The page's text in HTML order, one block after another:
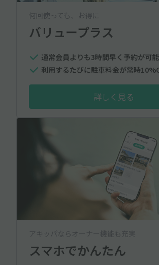
何回使っても、お得に
バリュープラス
通常会員よりも3時間早く予約が可
利用するたびに駐車料金が常時
詳しく見る
アキッパならオーナー機能も充実
スマホでかんたん